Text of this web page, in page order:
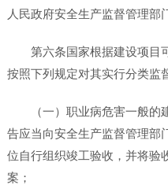
人民政府安全生产监督管理部
第六条国家根据建设项目
按照下列规定对其实行分类监
（一）职业病危害一般
告应当向安全生产监督管理部
位自行组织竣工验收，并将验
案；